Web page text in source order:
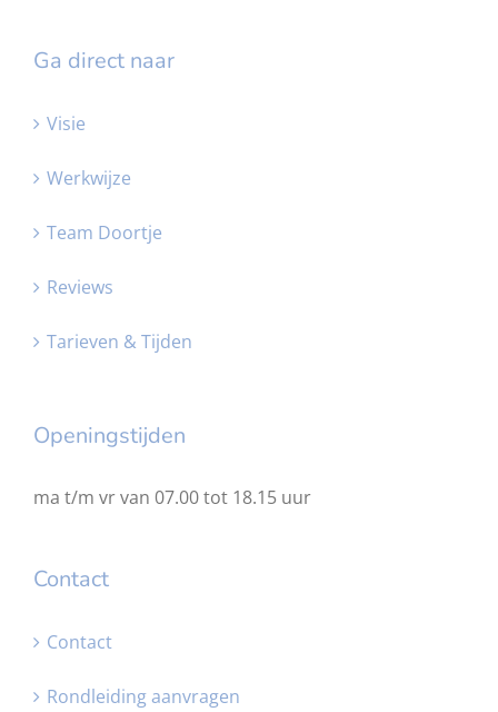
Ga direct naar
Visie
Werkwijze
Team Doortje
Reviews
Tarieven & Tijden
Openingstijden
ma t/m vr van 07.00 tot 18.15 uur
Contact
Contact
Rondleiding aanvragen